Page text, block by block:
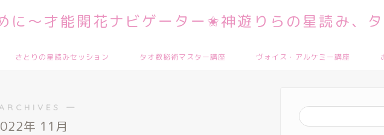
に～才能開花ナビゲーター✬神遊りらの星読み、
さとりの星読みセッション タオ数秘術マスター講座 ヴォイス・アルケミー講座
―
年 11月